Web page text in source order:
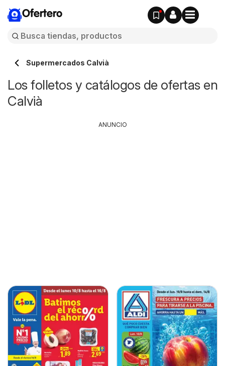
Ofertero
Supermercados Calvià
Los folletos y catálogos de ofertas en
Calvià
ANUNCIO